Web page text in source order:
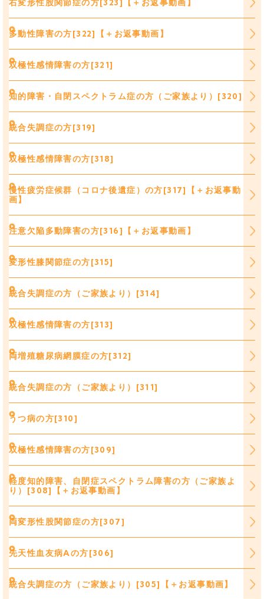
右変形性股関節症の方[323]【＋お返事動画】
多動性障害の方[322]【＋お返事動画】
双極性感情障害の方[321]
知的障害・自閉スペクトラム症の方（ご家族より）[320]
統合失調症の方[319]
双極性感情障害の方[318]
慢性疲労症候群（コロナ後遺症）の方[317]【＋お返事動
画】
注意欠陥多動障害の方[316]【＋お返事動画】
変形性膝関節症の方[315]
統合失調症の方（ご家族より）[314]
双極性感情障害の方[313]
両増殖糖尿病網膜症の方[312]
統合失調症の方（ご家族より）[311]
うつ病の方[310]
双極性感情障害の方[309]
軽度知的障害、自閉症スペクトラム障害の方（ご家族よ
り）[308]【＋お返事動画】
両変形性股関節症の方[307]
先天性血友病Aの方[306]
統合失調症の方（ご家族より）[305]【＋お返事動画】